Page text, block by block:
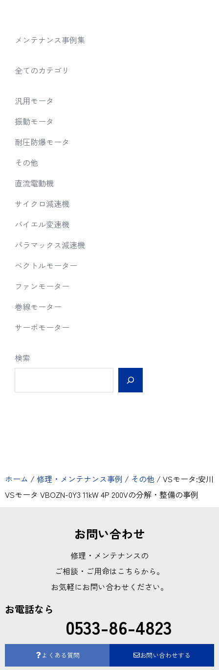
メンテナンス事例集
全てのカテゴリ
汎用モータ
振動モータ
耐圧防爆モータ
その他
直流電動機
サイクロ減速機
バイエル変速機
パラマックス減速機
ベクトルモーター
ファンモーター
巻線モーター
サーボモーター
検索
ホーム / 修理・メンテナンス事例 / その他 / VSモータ:安川
VSモータ VBOZN-0Y3 11kW 4P 200Vの分解・整備の事例
お問い合わせ
修理・メンテナンスの
ご相談・ご用命はこちらから。
お気軽にお問い合わせください。
お電話なら
0533-86-4823
よくある質問 お問い合わせする